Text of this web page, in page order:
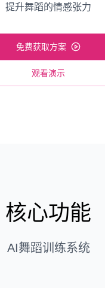
提升舞蹈的情感张力
免费获取方案
观看演示
核心功能
AI舞蹈训练系统